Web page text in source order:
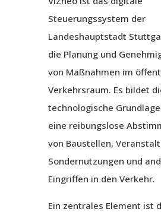
Steuerungssystem der
Landeshauptstadt
die Planung und
von Maßnahmen im
Verkehrsraum. Es bildet
technologische
eine reibungslose
von Baustellen,
Sondernutzungen und
Eingriffen in den Verkehr.
Ein zentrales Element ist